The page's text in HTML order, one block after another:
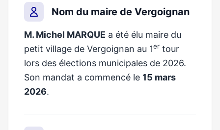
Nom du maire de Vergoignan
M. Michel MARQUE a été élu maire du
petit village de Vergoignan au 1er tour
lors des élections municipales de 2026.
Son mandat a commencé le 15 mars
2026.